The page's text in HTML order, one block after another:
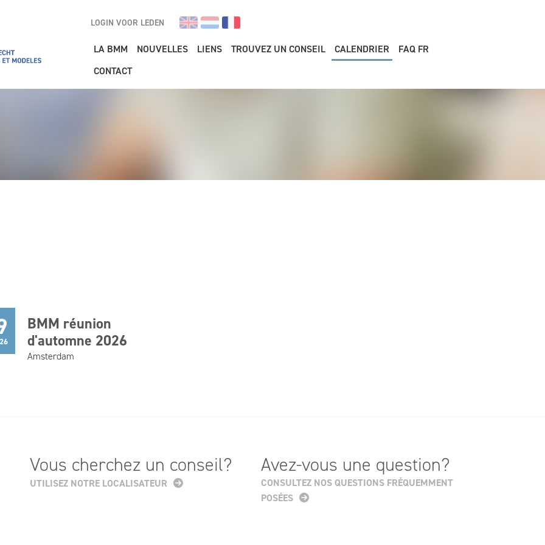
LOGIN VOOR LEDEN
Main navigation
LA BMM NOUVELLES LIENS TROUVEZ UN CONSEIL CALENDRIER
FAQ FR
CONTACT
BMM réunion
d'automne 2026
Amsterdam
Vous cherchez un conseil?
UTILISEZ NOTRE LOCALISATEUR
Avez-vous une question?
CONSULTEZ NOS QUESTIONS FRÉQUEMMENT
POSÉES